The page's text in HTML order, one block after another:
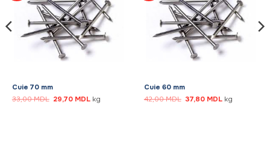
Cuie 70 mm
33,00MDL Prețul
inițial
29,70 MDLPrețul
curent
kg
Cuie 60 mm
42,00MDL Prețul
inițial
37,80 MDLPrețul
curent
kg